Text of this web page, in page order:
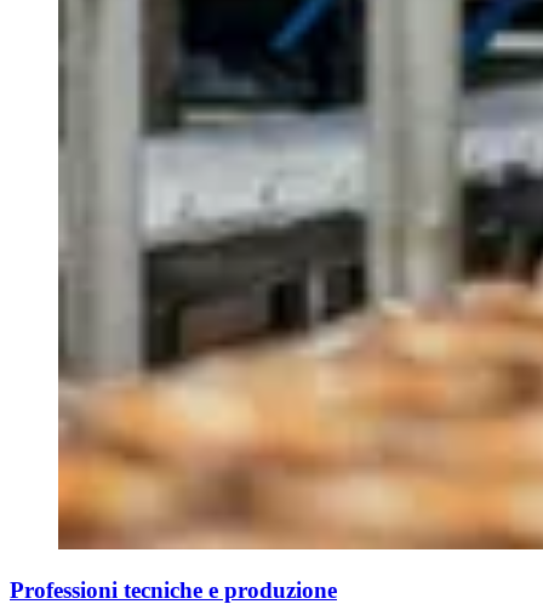
Professioni tecniche e produzione